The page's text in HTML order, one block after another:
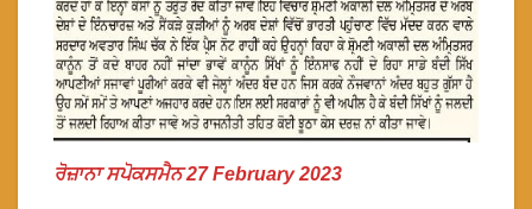
ਰੋਜ਼ਾਨਾ ਸਪੋਕਸਮੈਨ 27 February 2023